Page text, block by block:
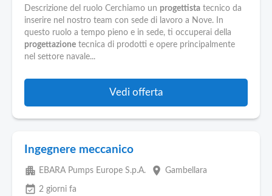
Descrizione del ruolo Cerchiamo un progettista tecnico da
inserire nel nostro team con sede di lavoro a Nove. In
questo ruolo a tempo pieno e in sede, ti occuperai della
progettazione tecnica di prodotti e opere principalmente
nel settore navale...
Vedi offerta
Ingegnere meccanico
apartment EBARA Pumps Europe S.p.A. place Gambellara
event_available 2 giorni fa